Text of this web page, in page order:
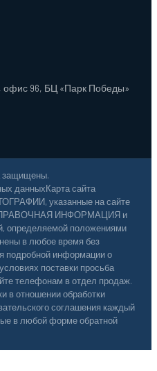
офис 96, БЦ «Парк Победы»
защищены.
данныхКарта сайта
указанные на сайте
СПРАВОЧНАЯ ИНФОРМАЦИЯ и
определяемой положениями
в любое время без
подробной информации о
поставки просьба
телефонам в отдел продаж.
в отношении обработки
соглашения каждый
в любой форме обратной